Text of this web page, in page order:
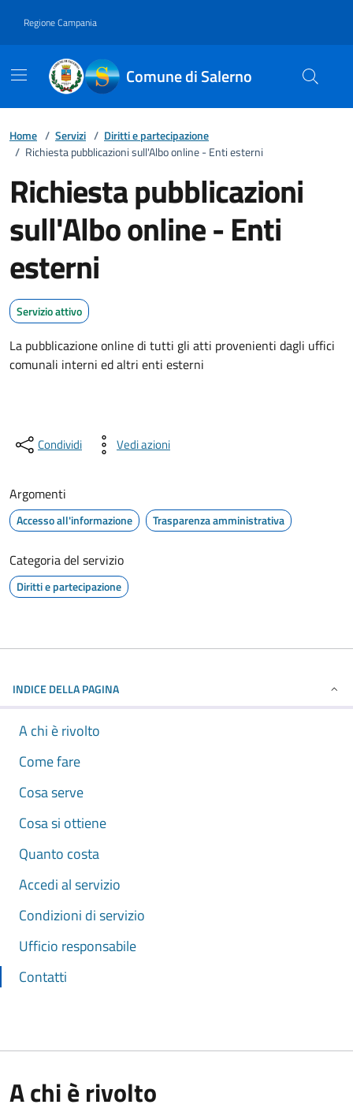
Regione Campania
Comune di Salerno
Home / Servizi / Diritti e partecipazione
/ Richiesta pubblicazioni sull'Albo online - Enti esterni
Richiesta pubblicazioni
sull'Albo online - Enti
esterni
Servizio attivo
La pubblicazione online di tutti gli atti provenienti dagli uffici
comunali interni ed altri enti esterni
Condividi Vedi azioni
Argomenti
Accesso all'informazione Trasparenza amministrativa
Categoria del servizio
Diritti e partecipazione
INDICE DELLA PAGINA
A chi è rivolto
Come fare
Cosa serve
Cosa si ottiene
Quanto costa
Accedi al servizio
Condizioni di servizio
Ufficio responsabile
Contatti
A chi è rivolto